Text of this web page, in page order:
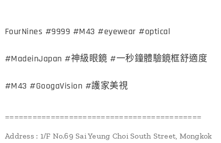
FourNines #9999 #M43 #eyewear #optical
#MadeinJapan #神級眼鏡 #一秒鐘體驗鏡框舒適度
#M43 #GoogaVision #護家美視
===========================================
Address : 1/F No.69 Sai Yeung Choi South Street, Mongkok